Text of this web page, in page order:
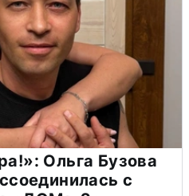
Ольга Бузова
с